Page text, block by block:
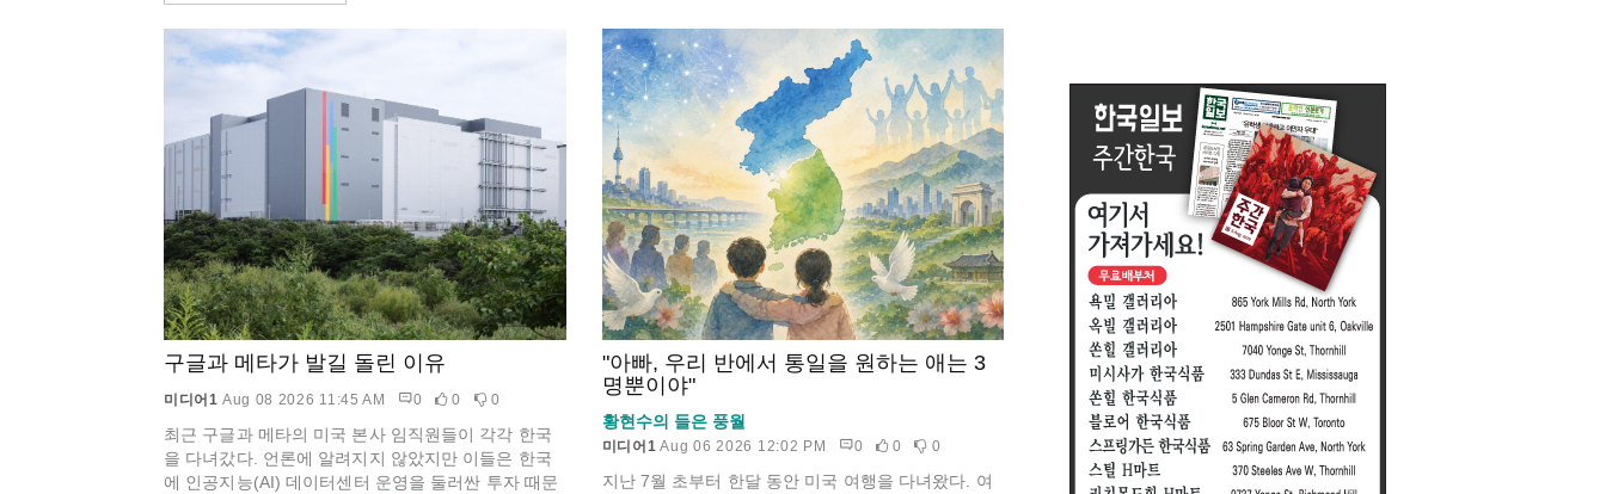
구글과 메타가 발길 돌린 이유
미디어1 Aug 08 2026 11:45 AM 0 0 0
최근 구글과 메타의 미국 본사 임직원들이 각각 한국
을 다녀갔다. 언론에 알려지지 않았지만 이들은 한국
에 인공지능(AI) 데이터센터 운영을 둘러싼 투자 때문
"아빠, 우리 반에서 통일을 원하는 애는 3
명뿐이야"
황현수의 들은 풍월
미디어1 Aug 06 2026 12:02 PM 0 0 0
지난 7월 초부터 한달 동안 미국 여행을 다녀왔다. 여